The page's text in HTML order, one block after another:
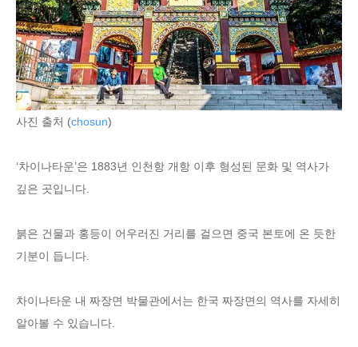
사진 출처 (chosun)
‘차이나타운’은 1883년 인천항 개항 이후 형성된 문화 및 역사가
깊은 곳입니다.
붉은 건물과 홍등이 어우러진 거리를 걸으면 중국 본토에 온 듯한
기분이 듭니다.
차이나타운 내 짜장면 박물관에서는 한국 짜장면의 역사를 자세히
알아볼 수 있습니다.